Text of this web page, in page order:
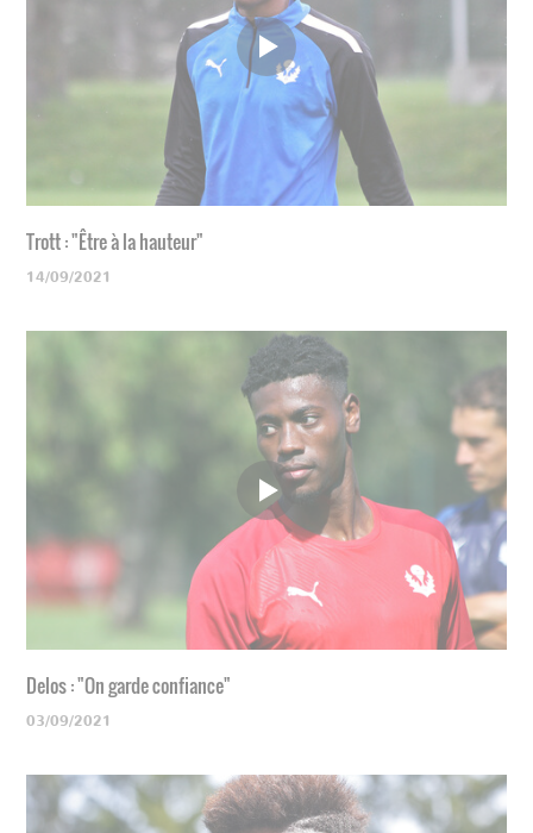
Trott : "Être à la hauteur"
14/09/2021
Delos : "On garde confiance"
03/09/2021